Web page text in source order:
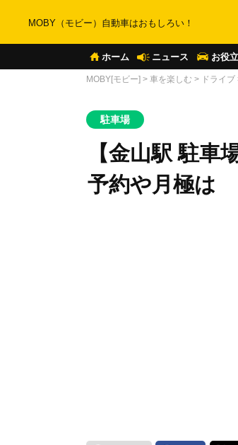
MOBY（モビー）自動車はおもしろい！
ホーム ニュース お役
MOBY[モビー] > 車を楽しむ > ドライブ
駐車場
【金山駅 駐車
予約や月極は